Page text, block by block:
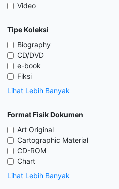
Video
Tipe Koleksi
Biography
CD/DVD
e-book
Fiksi
Lihat Lebih Banyak
Format Fisik Dokumen
Art Original
Cartographic Material
CD-ROM
Chart
Lihat Lebih Banyak